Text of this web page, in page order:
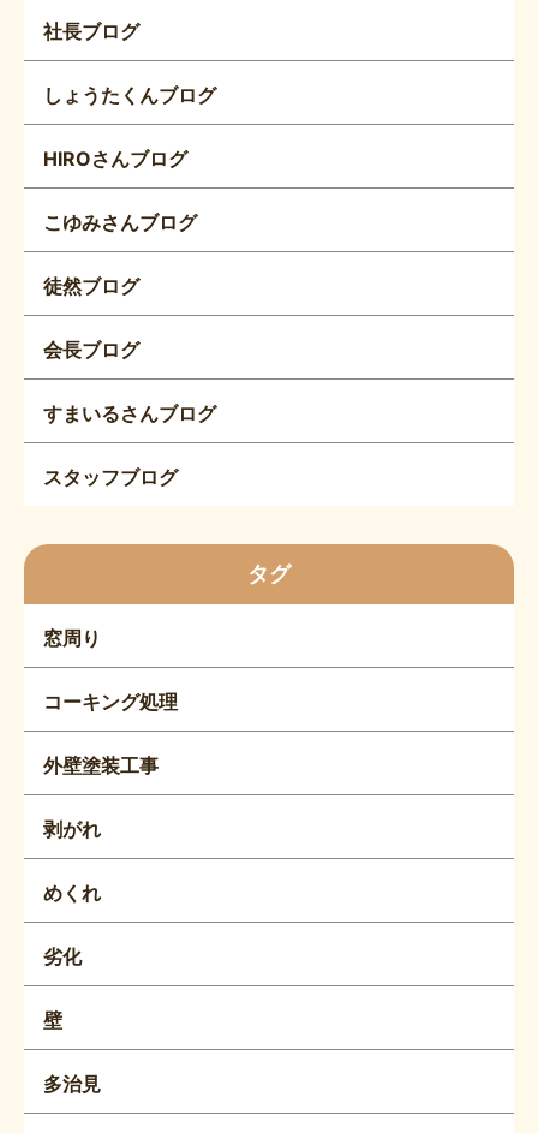
社長ブログ
しょうたくんブログ
HIROさんブログ
こゆみさんブログ
徒然ブログ
会長ブログ
すまいるさんブログ
スタッフブログ
タグ
窓周り
コーキング処理
外壁塗装工事
剥がれ
めくれ
劣化
壁
多治見